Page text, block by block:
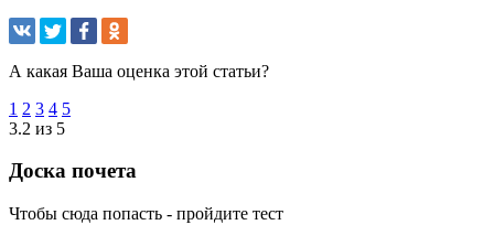
А какая Ваша оценка этой статьи?
1 2 3 4 5
3.2 из 5
Доска почета
Чтобы сюда попасть - пройдите тест